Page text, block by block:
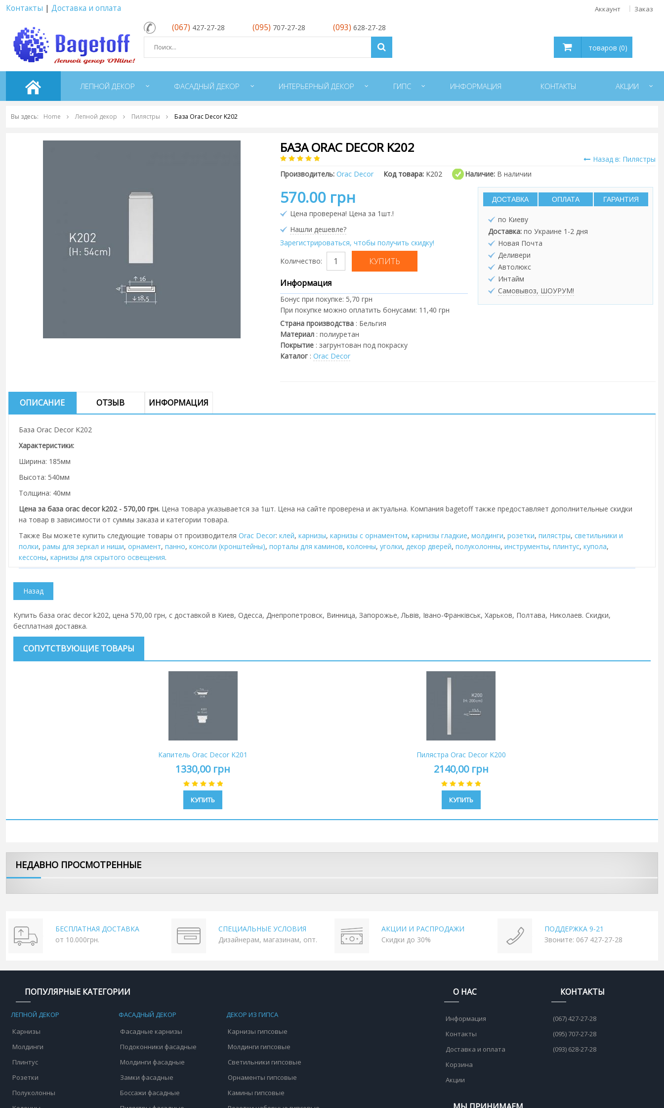
Контакты | Доставка и оплата Аккаунт Заказ
(067) 427-27-28 (095) 707-27-28 (093) 628-27-28
товаров (0)
ЛЕПНОЙ ДЕКОР ФАСАДНЫЙ ДЕКОР ИНТЕРЬЕРНЫЙ ДЕКОР ГИПС ИНФОРМАЦИЯ КОНТАКТЫ АКЦИИ
Вы здесь: Home Лепной декор Пилястры База Orac Decor K202
БАЗА ORAC DECOR K202
Назад в: Пилястры
Производитель: Orac Decor Код товара: K202 Наличие: В наличии
570.00 грн
Цена проверена! Цена за 1шт.!
Нашли дешевле?
Зарегистрироваться, чтобы получить скидку!
Количество:
Информация
Бонус при покупке: 5,70 грн
При покупке можно оплатить бонусами: 11,40 грн
Страна производства: Бельгия
Материал: полиуретан
Покрытие: загрунтован под покраску
Каталог: Orac Decor
ДОСТАВКА ОПЛАТА ГАРАНТИЯ
по Киеву
Доставка: по Украине 1-2 дня
Новая Почта
Деливери
Автолюкс
Интайм
Самовывоз, ШОУРУМ!
ОПИСАНИЕ ОТЗЫВ ИНФОРМАЦИЯ
База Orac Decor K202
Характеристики:
Ширина: 185мм
Высота: 540мм
Толщина: 40мм
Цена за база orac decor k202 - 570,00 грн. Цена товара указывается за 1шт. Цена на сайте проверена и актуальна. Компания bagetoff также предоставляет дополнительные скидки
на товар в зависимости от суммы заказа и категории товара.
Также Вы можете купить следующие товары от производителя Orac Decor: клей, карнизы, карнизы с орнаментом, карнизы гладкие, молдинги, розетки, пилястры, cветильники и
полки, рамы для зеркал и ниши, орнамент, панно, консоли (кронштейны), порталы для каминов, колонны, уголки, декор дверей, полуколонны, инструменты, плинтус, купола,
кессоны, карнизы для скрытого освещения.
Купить база orac decor k202, цена 570,00 грн, с доставкой в Киев, Одесса, Днепропетровск, Винница, Запорожье, Львів, Івано-Франківськ, Харьков, Полтава, Николаев. Скидки,
бесплатная доставка.
СОПУТСТВУЮЩИЕ ТОВАРЫ
Капитель Orac Decor K201
1330,00 грн
КУПИТЬ
Пилястра Orac Decor K200
2140,00 грн
КУПИТЬ
НЕДАВНО ПРОСМОТРЕННЫЕ
БЕСПЛАТНАЯ ДОСТАВКА
от 10.000грн.
СПЕЦИАЛЬНЫЕ УСЛОВИЯ
Дизайнерам, магазинам, опт.
АКЦИИ И РАСПРОДАЖИ
Скидки до 30%
ПОДДЕРЖКА 9-21
Звоните: 067 427-27-28
ПОПУЛЯРНЫЕ КАТЕГОРИИ
ЛЕПНОЙ ДЕКОР
Карнизы
Молдинги
Плинтус
Розетки
Полуколонны
ФАСАДНЫЙ ДЕКОР
Фасадные карнизы
Подоконники фасадные
Молдинги фасадные
Замки фасадные
Боссажи фасадные
ДЕКОР ИЗ ГИПСА
Карнизы гипсовые
Молдинги гипсовые
Светильники гипсовые
Орнаменты гипсовые
Камины гипсовые
О НАС
Информация
Контакты
Доставка и оплата
Корзина
Акции
КОНТАКТЫ
(067) 427-27-28
(095) 707-27-28
(093) 628-27-28